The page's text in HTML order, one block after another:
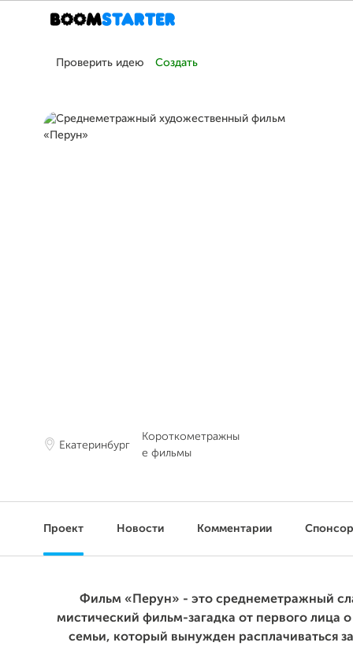
Проверить идею Создать
Екатеринбург
Короткометражны
е фильмы
Проект Новости Комментарии
Фильм «Перун» - это среднеметражный
мистический фильм-загадка от первого лица
семьи, который вынужден расплачиваться